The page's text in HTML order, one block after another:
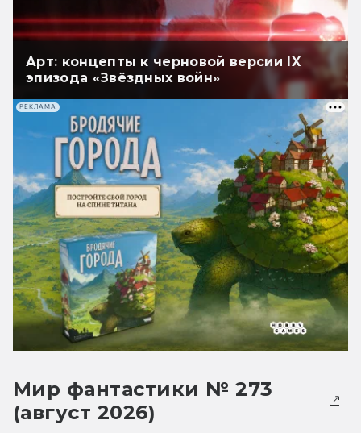
Арт: концепты к черновой версии IX
эпизода «Звёздных войн»
РЕКЛАМА
Мир фантастики № 273
(август 2026)